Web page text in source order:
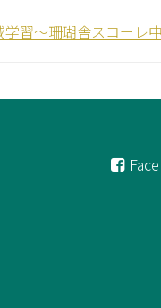
習～珊瑚舎スコーレ